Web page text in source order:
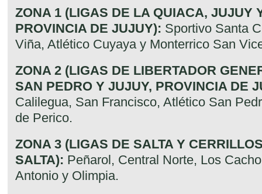
ZONA 1 (LIGAS DE LA QUIACA, JUJUY
PROVINCIA DE JUJUY): Sportivo Santa
Viña, Atlético Cuyaya y Monterrico San
ZONA 2 (LIGAS DE LIBERTADOR
SAN PEDRO Y JUJUY, PROVINCIA DE
Calilegua, San Francisco, Atlético San
de Perico.
ZONA 3 (LIGAS DE SALTA Y
SALTA): Peñarol, Central Norte, Los
Antonio y Olimpia.